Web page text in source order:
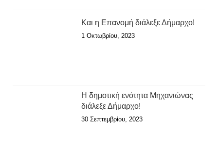
Και η Επανομή διάλεξε Δήμαρχο!
1 Οκτωβρίου, 2023
Η δημοτική ενότητα Μηχανιώνας
διάλεξε Δήμαρχο!
30 Σεπτεμβρίου, 2023